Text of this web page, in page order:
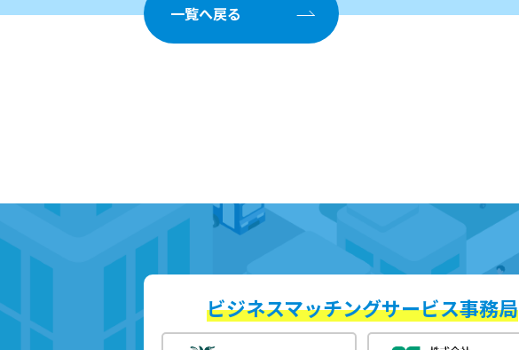
一覧へ戻る
ビジネスマッチングサービス事務局